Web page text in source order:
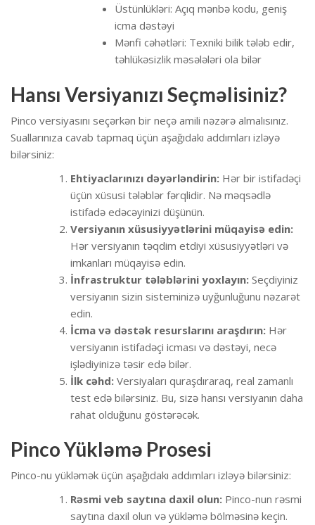
Üstünlükləri: Açıq mənbə kodu, geniş
icma dəstəyi
Mənfi cəhətləri: Texniki bilik tələb edir,
təhlükəsizlik məsələləri ola bilər
Hansı Versiyanızı Seçməlisiniz?
Pinco versiyasını seçərkən bir neçə amili nəzərə almalısınız.
Suallarınıza cavab tapmaq üçün aşağıdakı addımları izləyə
bilərsiniz:
Ehtiyaclarınızı dəyərləndirin: Hər bir istifadəçi
üçün xüsusi tələblər fərqlidir. Nə məqsədlə
istifadə edəcəyinizi düşünün.
Versiyanın xüsusiyyətlərini müqayisə edin:
Hər versiyanın təqdim etdiyi xüsusiyyətləri və
imkanları müqayisə edin.
İnfrastruktur tələblərini yoxlayın: Seçdiyiniz
versiyanın sizin sisteminizə uyğunluğunu nəzarət
edin.
İcma və dəstək resurslarını araşdırın: Hər
versiyanın istifadəçi icması və dəstəyi, necə
işlədiyinizə təsir edə bilər.
İlk cəhd: Versiyaları quraşdıraraq, real zamanlı
test edə bilərsiniz. Bu, sizə hansı versiyanın daha
rahat olduğunu göstərəcək.
Pinco Yükləmə Prosesi
Pinco-nu yükləmək üçün aşağıdakı addımları izləyə bilərsiniz:
Rəsmi veb saytına daxil olun: Pinco-nun rəsmi
saytına daxil olun və yükləmə bölməsinə keçin.